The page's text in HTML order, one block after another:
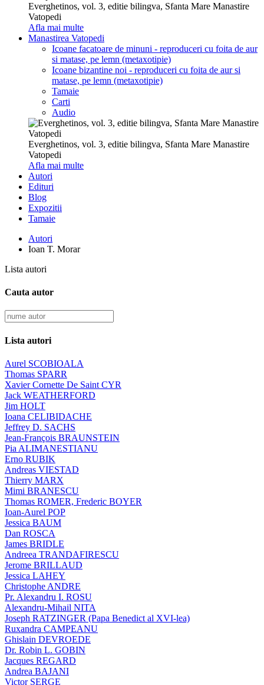
Everghetinos, vol. 3, editie bilingva, Sfanta Mare Manastire
Vatopedi
Afla mai multe
Manastirea Vatopedi
Icoane facatoare de minuni - reproduceri cu foita de aur
si matase, pe lemn (metaxotipie)
Icoane bizantine noi - reproduceri cu foita de aur si
matase, pe lemn (metaxotipie)
Tamaie
Carti
Audio
Everghetinos, vol. 3, editie bilingva, Sfanta Mare Manastire
Vatopedi
Afla mai multe
Autori
Edituri
Blog
Expozitii
Tamaie
Autori
Ioan T. Morar
Lista autori
Cauta autor
Lista autori
Aurel SCOBIOALA
Thomas SPARR
Xavier Cornette De Saint CYR
Jack WEATHERFORD
Jim HOLT
Ioana CELIBIDACHE
Jeffrey D. SACHS
Jean-François BRAUNSTEIN
Pia ALIMANESTIANU
Erno RUBIK
Andreas VIESTAD
Thierry MARX
Mimi BRANESCU
Thomas ROMER, Frederic BOYER
Ioan-Aurel POP
Jessica BAUM
Dan ROSCA
James BRIDLE
Andreea TRANDAFIRESCU
Jerome BRILLAUD
Jessica LAHEY
Christophe ANDRE
Pr. Alexandru I. ROSU
Alexandru-Mihail NITA
Joseph RATZINGER (Papa Benedict al XVI-lea)
Ruxandra CAMPEANU
Ghislain DEVROEDE
Dr. Robin L. GOBIN
Jacques REGARD
Andrea BAJANI
Victor SERGE